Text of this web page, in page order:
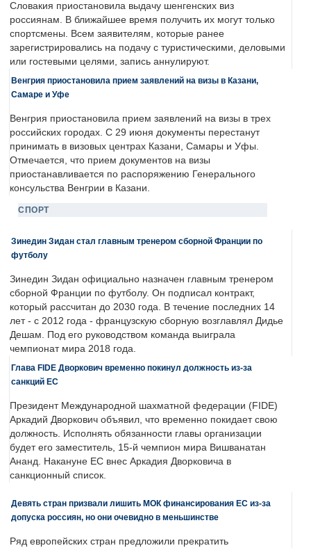
Словакия приостановила выдачу шенгенских виз
россиянам. В ближайшее время получить их могут только
спортсмены. Всем заявителям, которые ранее
зарегистрировались на подачу с туристическими, деловыми
или гостевыми целями, запись аннулируют.
Венгрия приостановила прием заявлений на визы в Казани,
Самаре и Уфе
Венгрия приостановила прием заявлений на визы в трех
российских городах. С 29 июня документы перестанут
принимать в визовых центрах Казани, Самары и Уфы.
Отмечается, что прием документов на визы
приостанавливается по распоряжению Генерального
консульства Венгрии в Казани.
СПОРТ
Зинедин Зидан стал главным тренером сборной Франции по
футболу
Зинедин Зидан официально назначен главным тренером
сборной Франции по футболу. Он подписал контракт,
который рассчитан до 2030 года. В течение последних 14
лет - с 2012 года - французскую сборную возглавлял Дидье
Дешам. Под его руководством команда выиграла
чемпионат мира 2018 года.
Глава FIDE Дворкович временно покинул должность из-за
санкций ЕС
Президент Международной шахматной федерации (FIDE)
Аркадий Дворкович объявил, что временно покидает свою
должность. Исполнять обязанности главы организации
будет его заместитель, 15-й чемпион мира Вишванатан
Ананд. Накануне ЕС внес Аркадия Дворковича в
санкционный список.
Девять стран призвали лишить МОК финансирования ЕС из-за
допуска россиян, но они очевидно в меньшинстве
Ряд европейских стран предложили прекратить